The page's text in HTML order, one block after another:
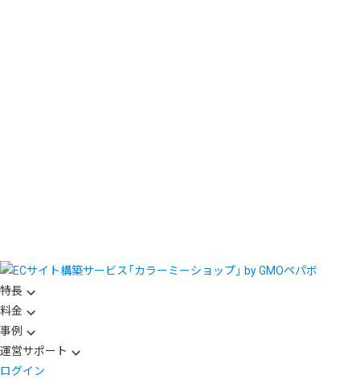
特長
料金
事例
運営サポート
ログイン